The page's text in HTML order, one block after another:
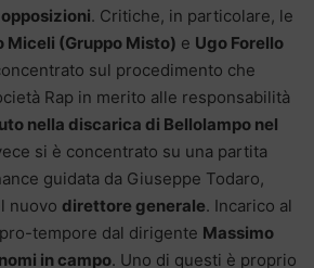
opposizioni. Critiche, in particolare, le
Miceli (Gruppo Misto) e Ugo Forello
sul procedimento che
Rap in merito alle responsabilità
nella discarica di Bellolampo nel
si è concentrato su una partita
guidata da Giuseppe Todaro,
nuovo direttore generale. Incarico al
tempore dal dirigente Massimo
in campo. Uno di questi è proprio